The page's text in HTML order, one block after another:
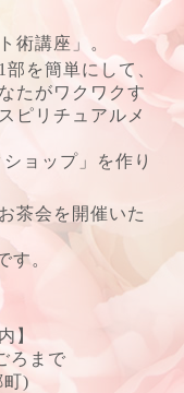
術講座」。
1部を簡単にして、
たがワクワクす
ピリチュアルメ
ョップ」を作り
茶会を開催いた
す。
】
ろまで
)